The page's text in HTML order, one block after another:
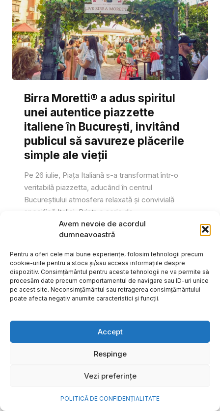
Avem nevoie de acordul
dumneavoastră
Pentru a oferi cele mai bune experiențe, folosim tehnologii precum
cookie-urile pentru a stoca și/sau accesa informațiile despre
dispozitiv. Consimțământul pentru aceste tehnologii ne va permite să
procesăm date precum comportamentul de navigare sau ID-uri unice
pe acest site. Neconsimțământul sau retragerea consimțământului
poate afecta negativ anumite caracteristici și funcții.
Accept
Respinge
Vezi preferințe
POLITICĂ DE CONFIDENȚIALITATE
Birra Moretti® a adus spiritul
unei autentice piazzette
italiene în București, invitând
publicul să savureze plăcerile
simple ale vieții
Pe 26 iulie, Piața Italiană s-a transformat într-o
veritabilă piazzetta, aducând în centrul
Bucureștiului atmosfera relaxată și convivială
specifică Italiei. Printr-o serie de...
Gabriel Barliga
frumoase amintiri ale verii într-